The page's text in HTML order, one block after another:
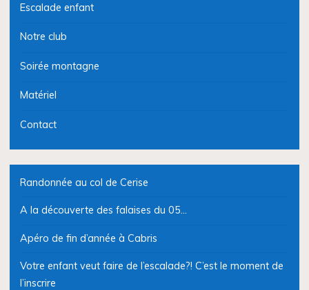
Escalade enfant
Notre club
Soirée montagne
Matériel
Contact
Randonnée au col de Cerise
A la découverte des falaises du 05…
Apéro de fin d’année à Cabris
Votre enfant veut faire de l’escalade?! C’est le moment de
l’inscrire